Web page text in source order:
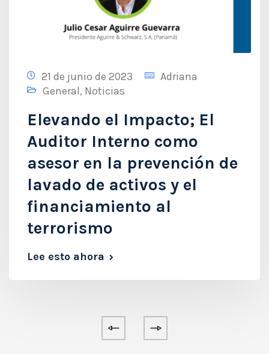
21 de junio de 2023
Adriana
General, Noticias
Elevando el Impacto; El
Auditor Interno como
asesor en la prevención de
lavado de activos y el
financiamiento al
terrorismo
Lee esto ahora